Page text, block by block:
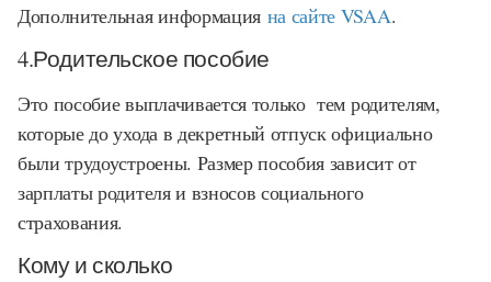
Дополнительная информация на сайте VSAA.
4.Родительское пособие
Это пособие выплачивается только тем родителям,
которые до ухода в декретный отпуск официально
были трудоустроены. Размер пособия зависит от
зарплаты родителя и взносов социального
страхования.
Кому и сколько